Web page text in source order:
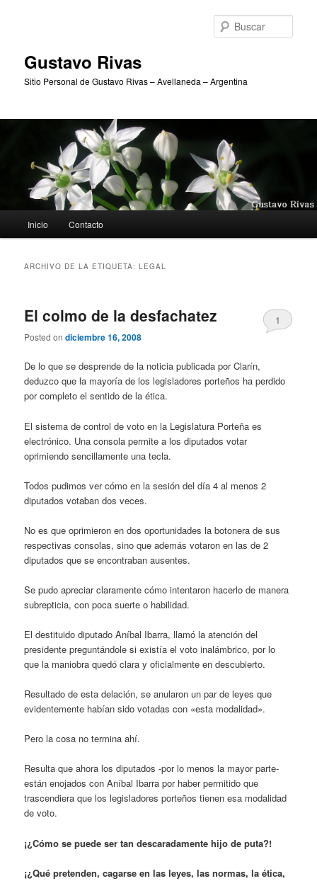
Gustavo Rivas
Sitio Personal de Gustavo Rivas – Avellaneda – Argentina
principal
Inicio Contacto
ARCHIVO DE LA ETIQUETA:LEGAL
El colmo de la desfachatez
Posted ondiciembre 16, 2008
1
De lo que se desprende de la noticia publicada por Clarín,
deduzco que la mayoría de los legisladores porteños ha perdido
por completo el sentido de la ética.
El sistema de control de voto en la Legislatura Porteña es
electrónico. Una consola permite a los diputados votar
oprimiendo sencillamente una tecla.
Todos pudimos ver cómo en la sesión del día 4 al menos 2
diputados votaban dos veces.
No es que oprimieron en dos oportunidades la botonera de sus
respectivas consolas, sino que además votaron en las de 2
diputados que se encontraban ausentes.
Se pudo apreciar claramente cómo intentaron hacerlo de manera
subrepticia, con poca suerte o habilidad.
El destituido diputado Aníbal Ibarra, llamó la atención del
presidente preguntándole si existía el voto inalámbrico, por lo
que la maniobra quedó clara y oficialmente en descubierto.
Resultado de esta delación, se anularon un par de leyes que
evidentemente habían sido votadas con «esta modalidad».
Pero la cosa no termina ahí.
Resulta que ahora los diputados -por lo menos la mayor parte-
están enojados con Aníbal Ibarra por haber permitido que
trascendiera que los legisladores porteños tienen esa modalidad
de voto.
¡¿Cómo se puede ser tan descaradamente hijo de puta?!
¡¿Qué pretenden, cagarse en las leyes, las normas, la ética,